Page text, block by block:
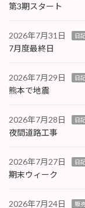
第3期スタート
2026年7月31日 日
7月度最終日
2026年7月29日 日
熊本で地震
2026年7月28日 日
夜間道路工事
2026年7月27日 日
期末ウィーク
2026年7月24日 販